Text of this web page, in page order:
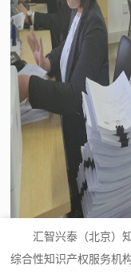
汇智兴泰（北京）
综合性知识产权服务机